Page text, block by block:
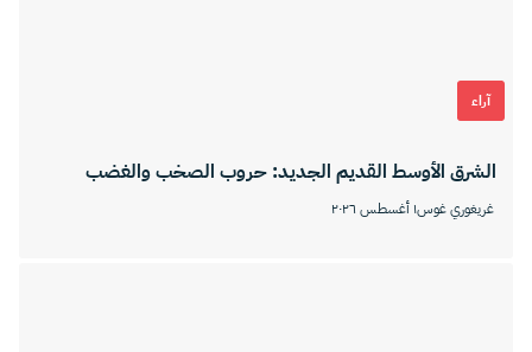
آراء
الشرق الأوسط القديم الجديد: حروب الصخب والغضب
غريغوري غوس١ أغسطس ٢٠٢٦